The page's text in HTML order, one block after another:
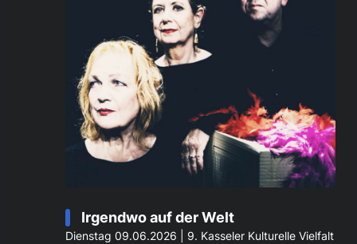
Irgendwo auf der Welt
Dienstag 09.06.2026 | 9. Kasseler Kulturelle Vielfalt